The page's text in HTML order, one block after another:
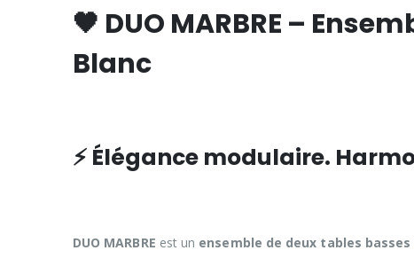
🖤 DUO MARBRE –
Blanc
⚡ Élégance modulaire.
DUO MARBRE est un ensemble de deux tables